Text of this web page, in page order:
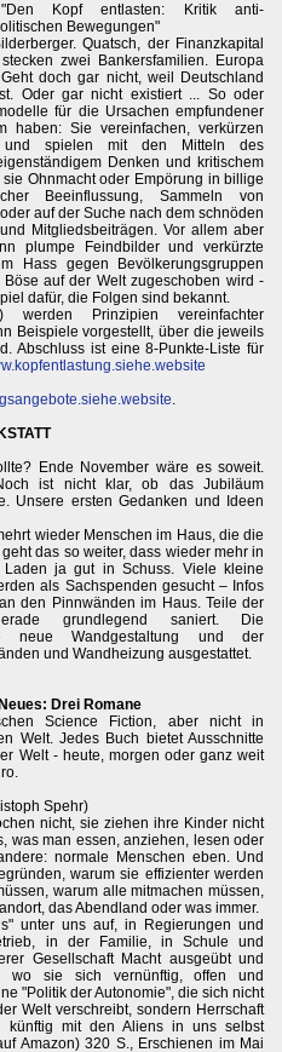
Kopf entlasten: Kritik anti-
Bewegungen"
Quatsch, der Finanzkapital
zwei Bankersfamilien. Europa
doch gar nicht, weil Deutschland
Oder gar nicht existiert ... So oder
für die Ursachen empfundener
haben: Sie vereinfachen, verkürzen
und spielen mit den Mitteln des
Denken und kritischem
Ohnmacht oder Empörung in billige
Beeinflussung, Sammeln von
auf der Suche nach dem schnöden
Mitgliedsbeiträgen. Vor allem aber
plumpe Feindbilder und verkürzte
Hass gegen Bevölkerungsgruppen
auf der Welt zugeschoben wird -
dafür, die Folgen sind bekannt.
werden Prinzipien vereinfachter
Beispiele vorgestellt, über die jeweils
Abschluss ist eine 8-Punkte-Liste für
.
Ende November wäre es soweit.
ist nicht klar, ob das Jubiläum
Unsere ersten Gedanken und Ideen
wieder Menschen im Haus, die die
das so weiter, dass wieder mehr in
ja gut in Schuss. Viele kleine
als Sachspenden gesucht – Infos
den Pinnwänden im Haus. Teile der
grundlegend saniert. Die
neue Wandgestaltung und der
und Wandheizung ausgestattet.
Drei Romane
Science Fiction, aber nicht in
Welt. Jedes Buch bietet Ausschnitte
Welt - heute, morgen oder ganz weit
Spehr)
nicht, sie ziehen ihre Kinder nicht
was man essen, anziehen, lesen oder
normale Menschen eben. Und
warum sie effizienter werden
warum alle mitmachen müssen,
das Abendland oder was immer.
unter uns auf, in Regierungen und
in der Familie, in Schule und
Gesellschaft Macht ausgeübt und
wo sie sich vernünftig, offen und
"Politik der Autonomie", die sich nicht
Welt verschreibt, sondern Herrschaft
mit den Aliens in uns selbst
Amazon) 320 S., Erschienen im Mai